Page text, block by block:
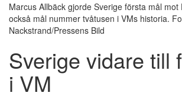
Marcus Allbäck gjorde Sverige första mål mot
också mål nummer tvåtusen i VMs historia.
Nackstrand/Pressens Bild
Sverige vidare till
i VM